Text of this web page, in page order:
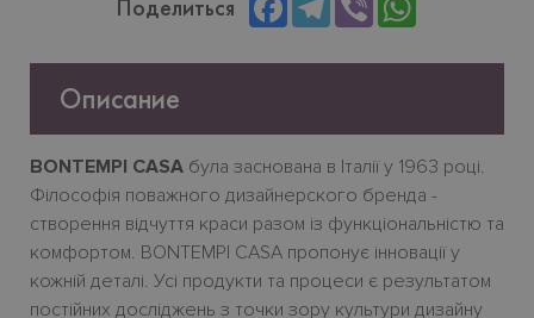
Поделиться
Описание
BONTEMPI CASA була заснована в Італії у 1963 році.
Філософія поважного дизайнерского бренда -
створення відчуття краси разом із функціональністю та
комфортом. BONTEMPI CASA пропонує інновації у
кожній деталі. Усі продукти та процеси є результатом
постійних досліджень з точки зору культури дизайну